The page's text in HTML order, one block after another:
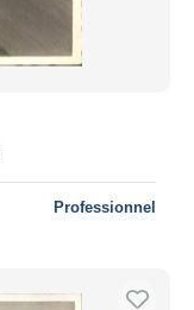
Professionnel